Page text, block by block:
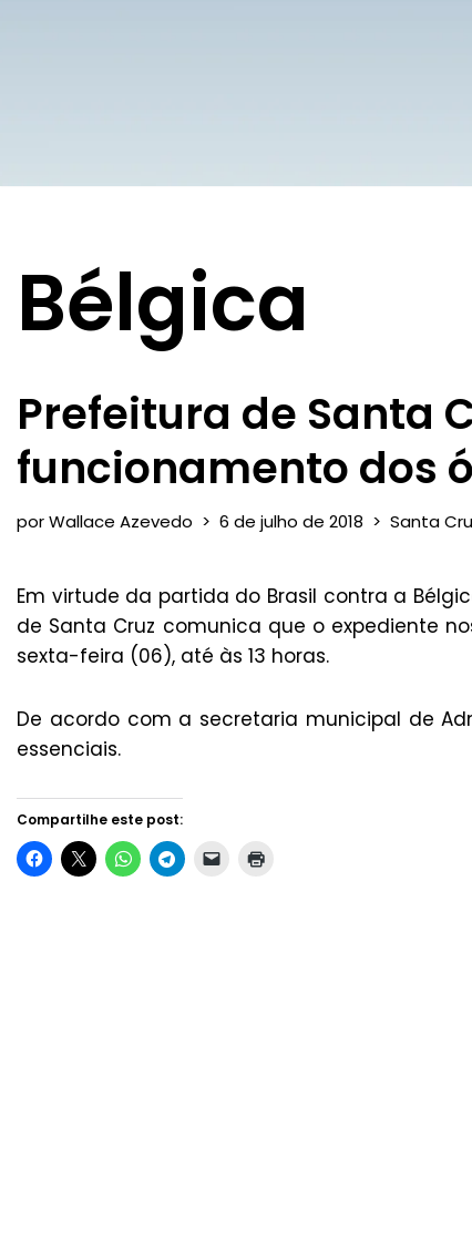
Bélgica
Prefeitura de Santa
funcionamento dos
porWallace Azevedo 6 de julho de 2018 Santa
Em virtude da partida do Brasil contra a
de Santa Cruz comunica que o expediente
sexta-feira (06), até às 13 horas.
De acordo com a secretaria municipal de
essenciais.
Compartilhe este post: